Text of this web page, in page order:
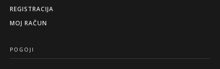
REGISTRACIJA
MOJ RAČUN
POGOJI